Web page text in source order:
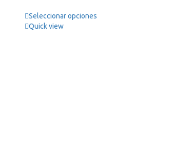
Seleccionar opciones
Quick view